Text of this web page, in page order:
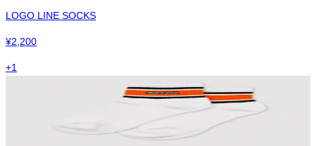
LOGO LINE SOCKS
¥2,200
+1